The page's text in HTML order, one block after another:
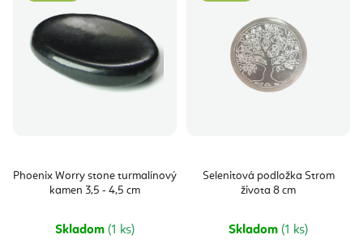
Phoenix Worry stone turmalínový
kamen 3,5 - 4,5 cm
Skladom (1 ks)
Selenitová podložka Strom
života 8 cm
Skladom (1 ks)